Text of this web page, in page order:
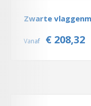
Zwarte
Vanaf € 208,32